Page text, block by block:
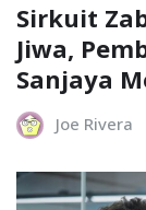
Sirkuit
Jiwa,
Sanjaya
Joe Rivera